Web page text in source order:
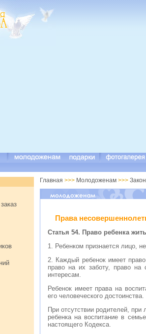
Главная >>> Молодоженам >>>
Права
Статья 54. Право ребенка
1. Ребенком признается лицо,
2. Каждый ребенок имеет
право на их заботу, право на
интересам.
Ребенок имеет права на
его человеческого достоинства.
При отсутствии родителей,
ребенка на воспитание в
настоящего Кодекса.